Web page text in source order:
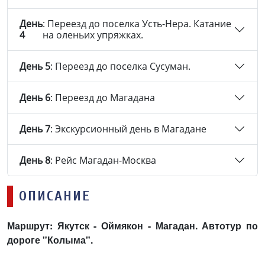
День
4
: Переезд до поселка Усть-Нера. Катание
на оленьих упряжках.
День 5: Переезд до поселка Сусуман.
День 6: Переезд до Магадана
День 7: Экскурсионный день в Магадане
День 8: Рейс Магадан-Москва
ОПИСАНИЕ
Маршрут: Якутск - Оймякон - Магадан. Автотур по
дороге "Колыма".